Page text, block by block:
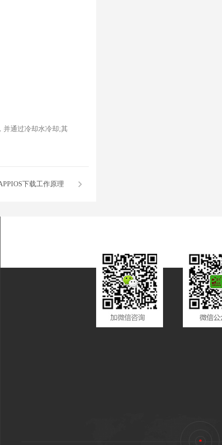
，并通过冷却水冷却;其
下载工作原理